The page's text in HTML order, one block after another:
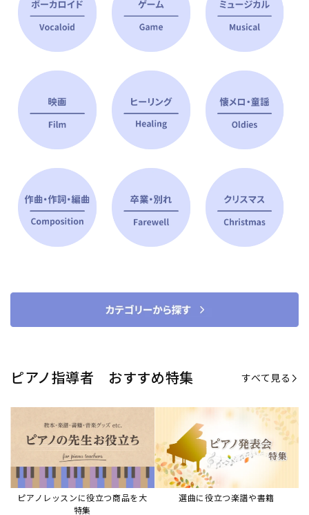
ピアノ指導者 おすすめ特集 すべて見る
ピアノレッスンに役立つ商品を大
特集
選曲に役立つ楽譜や書籍